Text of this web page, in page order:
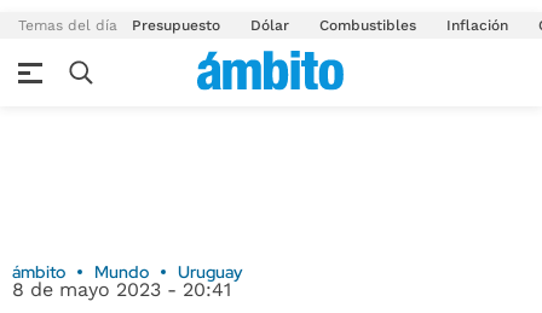
Temas del día Presupuesto Dólar Combustibles Inflación
ámbito Mundo Uruguay
8 de mayo 2023 - 20:41